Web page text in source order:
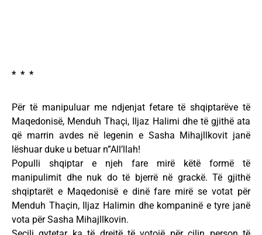
* * *
Për të manipuluar me ndjenjat fetare të shqiptarëve të
Maqedonisë, Menduh Thaçi, Iljaz Halimi dhe të gjithë ata
që marrin avdes në legenin e Sasha Mihajllkovit janë
lëshuar duke u betuar n”All’llah!
Populli shqiptar e njeh fare mirë këtë formë të
manipulimit dhe nuk do të bjerrë në grackë. Të gjithë
shqiptarët e Maqedonisë e dinë fare mirë se votat për
Menduh Thaçin, Iljaz Halimin dhe kompaninë e tyre janë
vota për Sasha Mihajllkovin.